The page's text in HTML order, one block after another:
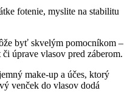
fotenie, myslite na stabilitu
byť skvelým pomocníkom –
úprave vlasov pred záberom.
make-up a účes, ktorý
venček do vlasov dodá